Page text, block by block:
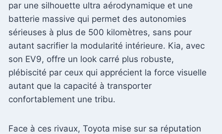
par une silhouette ultra aérodynamique et une
batterie massive qui permet des autonomies
sérieuses à plus de 500 kilomètres, sans pour
autant sacrifier la modularité intérieure. Kia, avec
son EV9, offre un look carré plus robuste,
plébiscité par ceux qui apprécient la force visuelle
autant que la capacité à transporter
confortablement une tribu.
Face à ces rivaux, Toyota mise sur sa réputation